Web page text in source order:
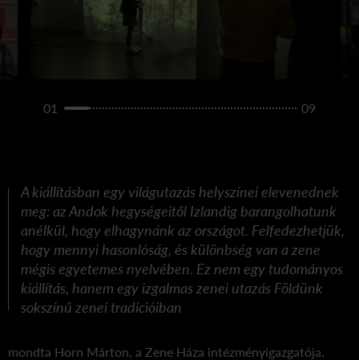
01 09
A kiállításban egy világutazás helyszínei elevenednek
meg: az Andok hegységeitől Izlandig barangolhatunk
anélkül, hogy elhagynánk az országot. Felfedezhetjük,
hogy mennyi hasonlóság, és különbség van a zene
mégis egyetemes nyelvében. Ez nem egy tudományos
kiállítás, hanem egy izgalmas zenei utazás Földünk
sokszínű zenei tradícióiban
mondta Horn Márton, a Zene Háza intézményigazgatója.